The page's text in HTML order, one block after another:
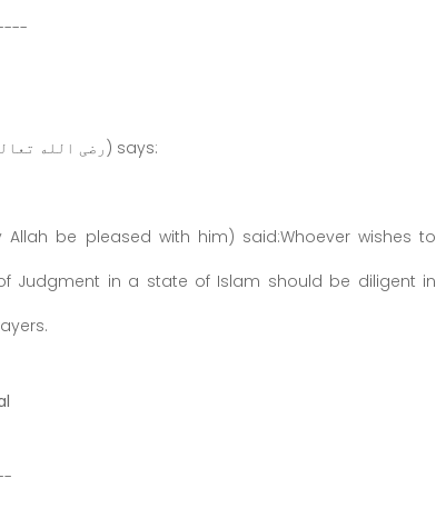
Hazrat Ibn Masoud(رضی الله تعالى عنہ) says:
Allah be pleased with him) said:Whoever wishes to
Judgment in a state of Islam should be diligent in